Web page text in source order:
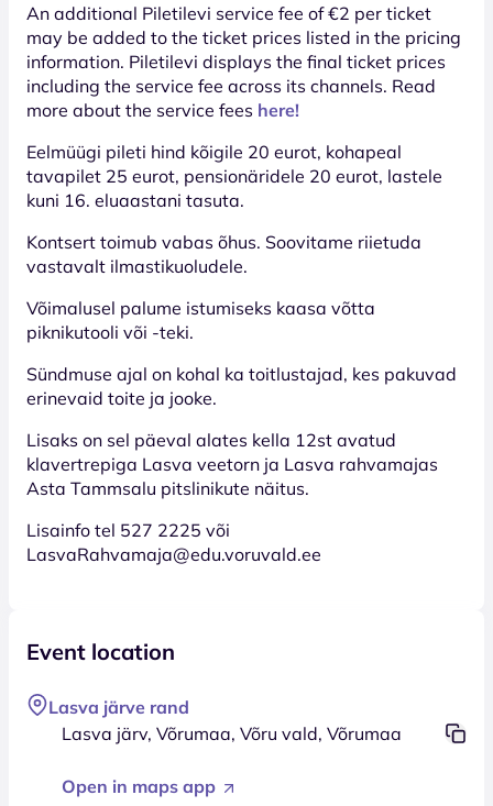
An additional Piletilevi service fee of €2 per ticket
may be added to the ticket prices listed in the pricing
information. Piletilevi displays the final ticket prices
including the service fee across its channels. Read
more about the service fees here!
Eelmüügi pileti hind kõigile 20 eurot, kohapeal
tavapilet 25 eurot, pensionäridele 20 eurot, lastele
kuni 16. eluaastani tasuta.
Kontsert toimub vabas õhus. Soovitame riietuda
vastavalt ilmastikuoludele.
Võimalusel palume istumiseks kaasa võtta
piknikutooli või -teki.
Sündmuse ajal on kohal ka toitlustajad, kes pakuvad
erinevaid toite ja jooke.
Lisaks on sel päeval alates kella 12st avatud
klavertrepiga Lasva veetorn ja Lasva rahvamajas
Asta Tammsalu pitslinikute näitus.
Lisainfo tel 527 2225 või
LasvaRahvamaja@edu.voruvald.ee
Event location
Lasva järve rand
Lasva järv, Võrumaa, Võru vald, Võrumaa
Open in maps app